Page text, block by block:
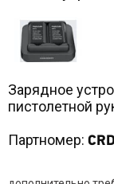
Зарядное
пистолетной
Партномер: